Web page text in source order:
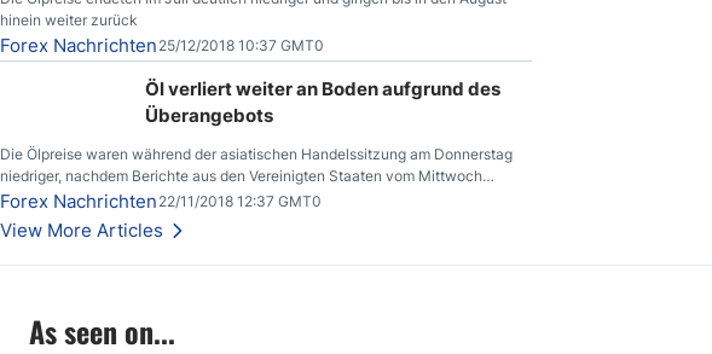
hinein weiter zurück
Forex Nachrichten 25/12/2018 10:37 GMT0
Öl verliert weiter an Boden aufgrund des
Überangebots
Die Ölpreise waren während der asiatischen Handelssitzung am Donnerstag
niedriger, nachdem Berichte aus den Vereinigten Staaten vom Mittwoch
zeigten, dass die US-Rohöllagerbestände den höchsten Stand seit Dezember
2017 erreichten.
Forex Nachrichten 22/11/2018 12:37 GMT0
View More Articles
As seen on...